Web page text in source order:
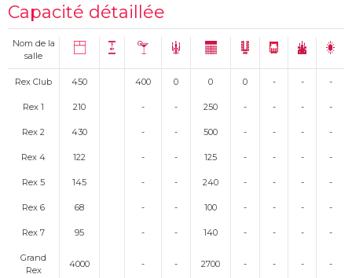
Capacité détaillée
Nom de la
salle
Rex Club 450 400 0 0 0 - - -
Rex 1 210 - - 250 - - - -
Rex 2 430 - - 500 - - - -
Rex 4 122 - - 125 - - - -
Rex 5 145 - - 240 - - - -
Rex 6 68 - - 100 - - - -
Rex 7 95 - - 140 - - - -
Grand
Rex
4000 - - 2700 - - - -